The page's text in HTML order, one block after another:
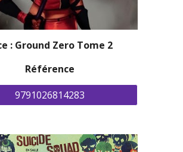
: Ground Zero Tome 2
Référence
9791026814283